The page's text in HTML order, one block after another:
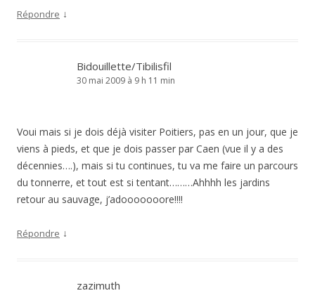
Répondre ↓
Bidouillette/Tibilisfil
30 mai 2009 à 9 h 11 min
Voui mais si je dois déjà visiter Poitiers, pas en un jour, que je
viens à pieds, et que je dois passer par Caen (vue il y a des
décennies….), mais si tu continues, tu va me faire un parcours
du tonnerre, et tout est si tentant………Ahhhh les jardins
retour au sauvage, j’adooooooore!!!!
Répondre ↓
zazimuth